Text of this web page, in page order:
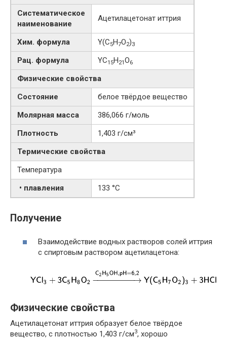
Систематическое
наименование
Ацетилацетонат иттрия
Хим. формула Y(С5H7O2)3
Рац. формула YС15H21O6
Физические свойства
Состояние
белое твёрдое вещество
Молярная масса
386,066 г/моль
Плотность
1,403 г/см³
Термические свойства
Температура
• плавления
133 °C
Получение
Взаимодействие водных растворов солей иттрия
с спиртовым раствором ацетилацетона:
Физические свойства
Ацетилацетонат иттрия образует белое твёрдое
вещество, с плотностью 1,403 г/см3, хорошо